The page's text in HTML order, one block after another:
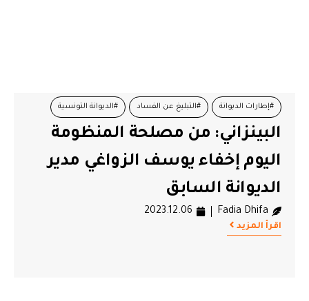
#إطارات الديوانة #التبليغ عن الفساد #الديوانة التونسية
#الديوانيين المعزولين
البينزاني: من مصلحة المنظومة
اليوم إخفاء يوسف الزواغي مدير
الديوانة السابق
Fadia Dhifa
2023.12.06
اقرأ المزيد